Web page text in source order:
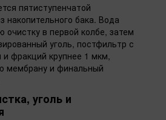
пятиступенчатой
накопительного бака. Вода
очистку в первой колбе, затем
уголь, постфильтр с
и фракций крупнее 1 мкм,
мембрану и финальный
уголь и